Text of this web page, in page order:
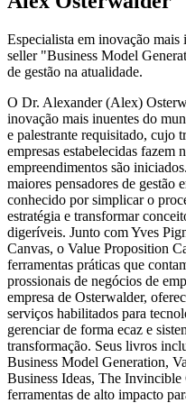
Especialista em inovação
seller "Business Model
de gestão na atualidade.
O Dr. Alexander (Alex)
inovação mais inuentes do
e palestrante requisitado, cujo
empresas estabelecidas fazem
empreendimentos são
maiores pensadores de gestão
conhecido por simplicar o
estratégia e transformar
digeríveis. Junto com Yves
Canvas, o Value Proposition
ferramentas práticas que
prossionais de negócios de
empresa de Osterwalder,
serviços habilitados para
gerenciar de forma ecaz e
transformação. Seus livros
Business Model Generation,
Business Ideas, The Invincible
ferramentas de alto impacto